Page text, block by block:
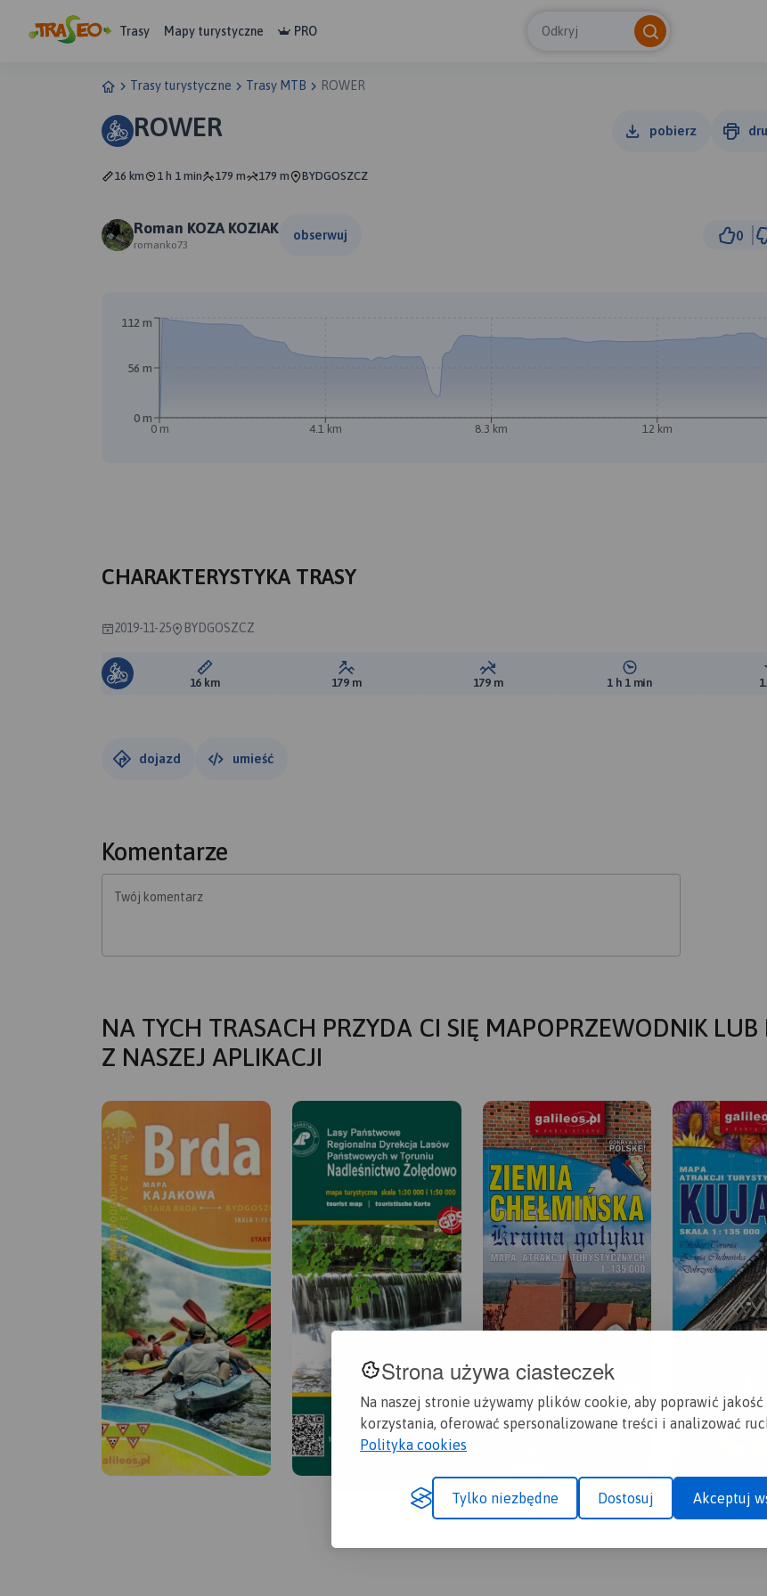
Strona używa ciasteczek
Na naszej stronie używamy plików cookie, aby poprawić jakość
korzystania, oferować spersonalizowane treści i analizować
Polityka cookies
Tylko niezbędne Dostosuj Akceptuj
Trasy Mapy turystyczne PRO Odkryj
Trasy turystyczne Trasy MTB ROWER
ROWER pobierz
16 km 1 h 1 min 179 m 179 m BYDGOSZCZ
Roman KOZA KOZIAK
romanko73
obserwuj 0
0 m 4.1 km 8.3 km 12 km
0 m
56 m
112 m
CHARAKTERYSTYKA TRASY
2019-11-25 BYDGOSZCZ
Długość trasy:
16 km Suma przewyższeń:
179 m Suma spadków:
179 m Średni czas potrzebny
1 h 1 min
dojazd umieść
Komentarze
Twój komentarz
NA TYCH TRASACH PRZYDA CI SIĘ MAPOPRZEWODNIK LUB
Z NASZEJ APLIKACJI